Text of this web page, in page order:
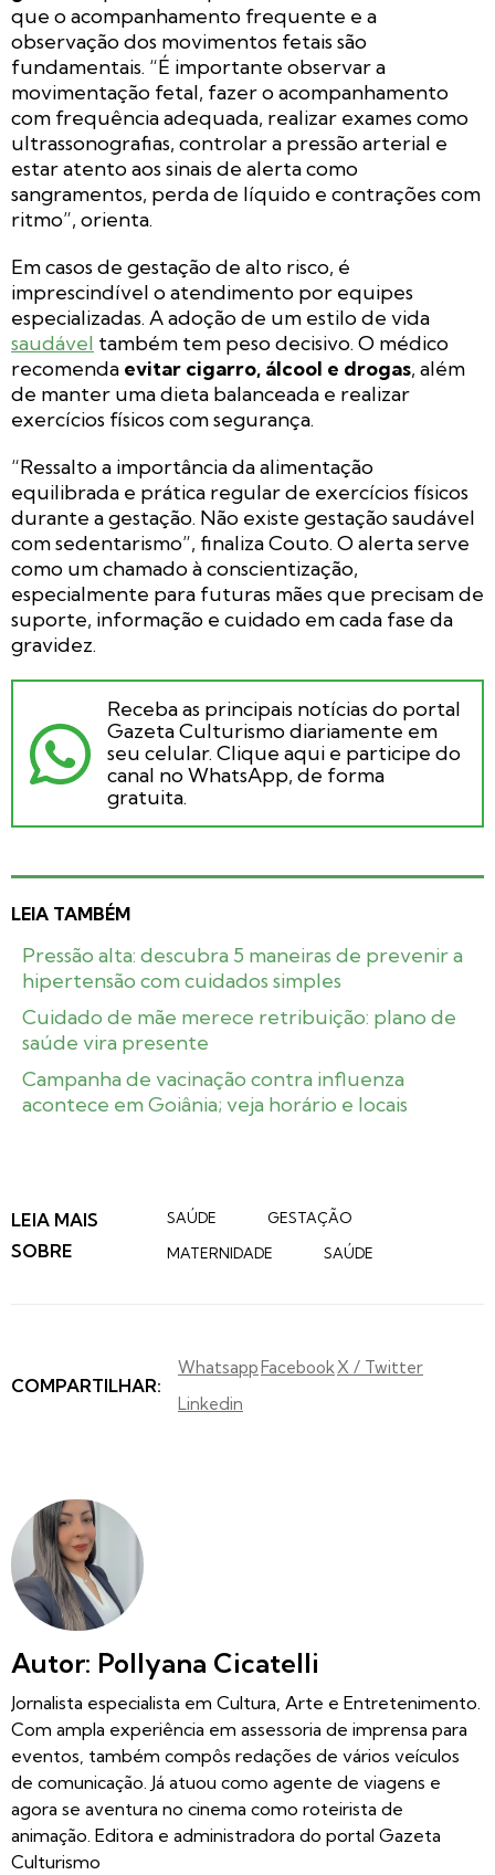
que o acompanhamento frequente e a
observação dos movimentos fetais são
fundamentais. “É importante observar a
movimentação fetal, fazer o acompanhamento
com frequência adequada, realizar exames como
ultrassonografias, controlar a pressão arterial e
estar atento aos sinais de alerta como
sangramentos, perda de líquido e contrações com
ritmo”, orienta.
Em casos de gestação de alto risco, é
imprescindível o atendimento por equipes
especializadas. A adoção de um estilo de vida
saudável também tem peso decisivo. O médico
recomenda evitar cigarro, álcool e drogas, além
de manter uma dieta balanceada e realizar
exercícios físicos com segurança.
“Ressalto a importância da alimentação
equilibrada e prática regular de exercícios físicos
durante a gestação. Não existe gestação saudável
com sedentarismo”, finaliza Couto. O alerta serve
como um chamado à conscientização,
especialmente para futuras mães que precisam de
suporte, informação e cuidado em cada fase da
gravidez.
Receba as principais notícias do portal
Gazeta Culturismo diariamente em
seu celular. Clique aqui e participe do
canal no WhatsApp, de forma
gratuita.
LEIA TAMBÉM
Pressão alta: descubra 5 maneiras de prevenir a
hipertensão com cuidados simples
Cuidado de mãe merece retribuição: plano de
saúde vira presente
Campanha de vacinação contra influenza
acontece em Goiânia; veja horário e locais
LEIA MAIS
SOBRE
SAÚDE
GESTAÇÃO
MATERNIDADE
SAÚDE
COMPARTILHAR:
Whatsapp FacebookX / Twitter
Linkedin
Autor: Pollyana Cicatelli
Jornalista especialista em Cultura, Arte e Entretenimento.
Com ampla experiência em assessoria de imprensa para
eventos, também compôs redações de vários veículos
de comunicação. Já atuou como agente de viagens e
agora se aventura no cinema como roteirista de
animação. Editora e administradora do portal Gazeta
Culturismo